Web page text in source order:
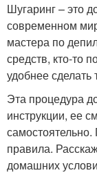
Шугаринг – это
современном
мастера по
средств, кто-то
удобнее
Эта процедура
инструкции, ее
правила.
домашних